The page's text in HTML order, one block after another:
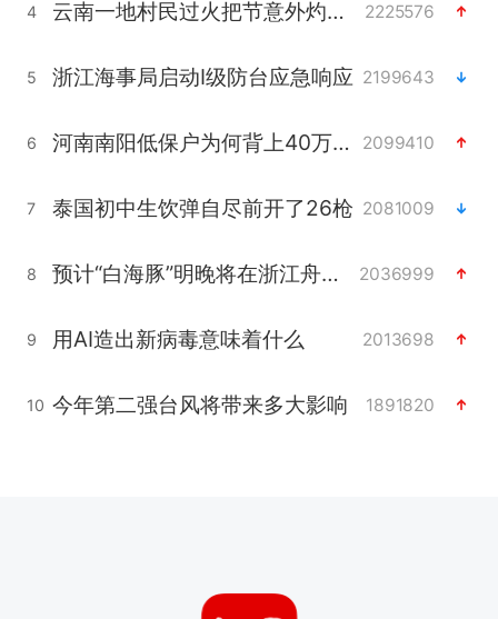
4 云南一地村民过火把节意外灼伤16人 2225576
5 浙江海事局启动Ⅰ级防台应急响应 2199643
6 河南南阳低保户为何背上40万元贷款 2099410
7 泰国初中生饮弹自尽前开了26枪 2081009
8 预计“白海豚”明晚将在浙江舟山到福建福鼎一带沿海登陆 2036999
9 用AI造出新病毒意味着什么 2013698
10 今年第二强台风将带来多大影响 1891820